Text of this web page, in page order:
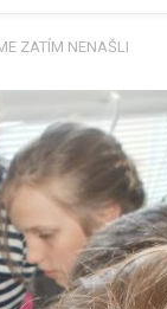
ZATÍM NENAŠLI